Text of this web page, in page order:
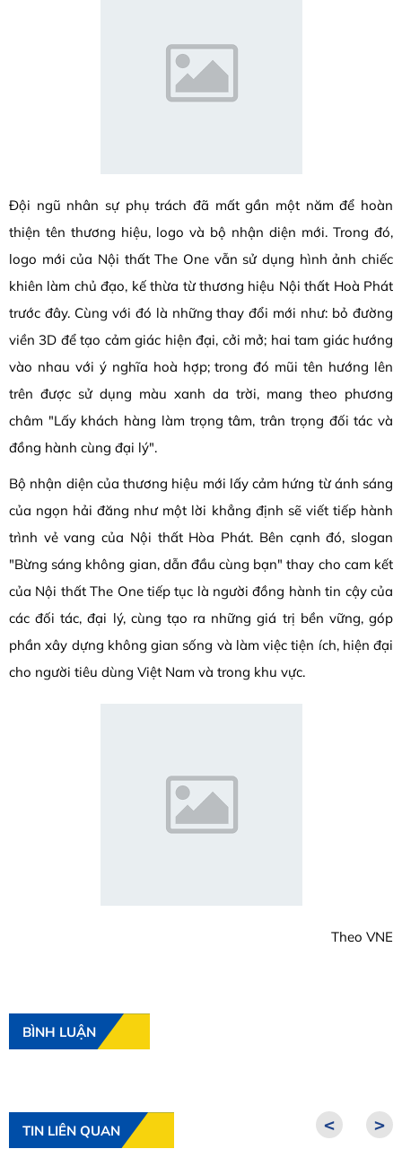
Đội ngũ nhân sự phụ trách đã mất gần một năm để hoàn
thiện tên thương hiệu, logo và bộ nhận diện mới. Trong đó,
logo mới của Nội thất The One vẫn sử dụng hình ảnh chiếc
khiên làm chủ đạo, kế thừa từ thương hiệu Nội thất Hoà Phát
trước đây. Cùng với đó là những thay đổi mới như: bỏ đường
viền 3D để tạo cảm giác hiện đại, cởi mở; hai tam giác hướng
vào nhau với ý nghĩa hoà hợp; trong đó mũi tên hướng lên
trên được sử dụng màu xanh da trời, mang theo phương
châm "Lấy khách hàng làm trọng tâm, trân trọng đối tác và
đồng hành cùng đại lý".
Bộ nhận diện của thương hiệu mới lấy cảm hứng từ ánh sáng
của ngọn hải đăng như một lời khẳng định sẽ viết tiếp hành
trình vẻ vang của Nội thất Hòa Phát. Bên cạnh đó, slogan
"Bừng sáng không gian, dẫn đầu cùng bạn" thay cho cam kết
của Nội thất The One tiếp tục là người đồng hành tin cậy của
các đối tác, đại lý, cùng tạo ra những giá trị bền vững, góp
phần xây dựng không gian sống và làm việc tiện ích, hiện đại
cho người tiêu dùng Việt Nam và trong khu vực.
Theo VNE
BÌNH LUẬN
TIN LIÊN QUAN < >